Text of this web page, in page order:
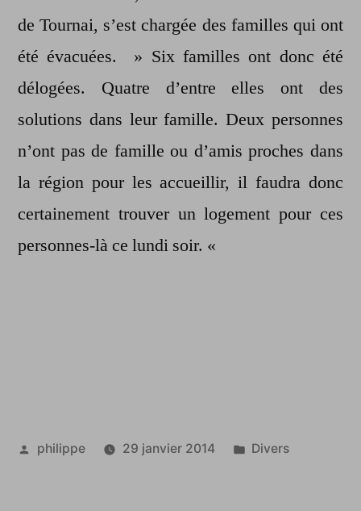
de Tournai, s’est chargée des familles qui ont
été évacuées. » Six familles ont donc été
délogées. Quatre d’entre elles ont des
solutions dans leur famille. Deux personnes
n’ont pas de famille ou d’amis proches dans
la région pour les accueillir, il faudra donc
certainement trouver un logement pour ces
personnes-là ce lundi soir. «
Publié
philippe 29 janvier 2014
Publié
Divers